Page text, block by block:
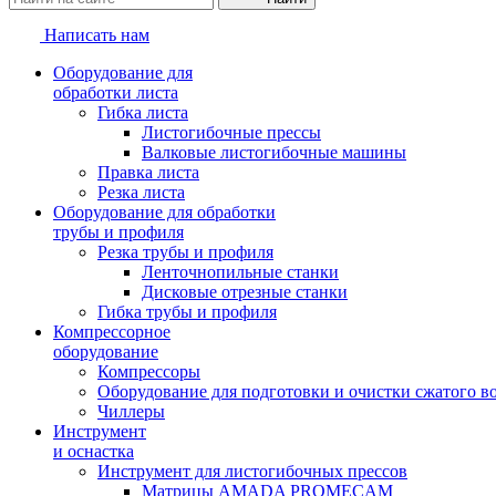
Написать нам
Оборудование для
обработки листа
Гибка листа
Листогибочные прессы
Валковые листогибочные машины
Правка листа
Резка листа
Оборудование для обработки
трубы и профиля
Резка трубы и профиля
Ленточнопильные станки
Дисковые отрезные станки
Гибка трубы и профиля
Компрессорное
оборудование
Компрессоры
Оборудование для подготовки и очистки сжатого
Чиллеры
Инструмент
и оснастка
Инструмент для листогибочных прессов
Матрицы AMADA PROMECAM